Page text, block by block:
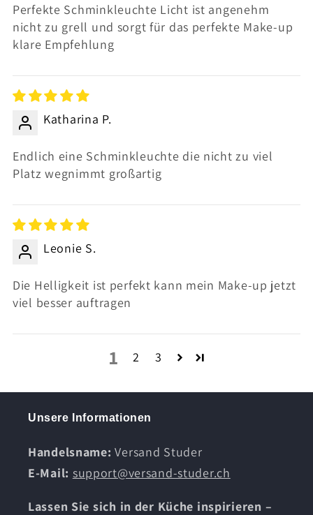
Perfekte Schminkleuchte Licht ist angenehm
nicht zu grell und sorgt für das perfekte Make-up
klare Empfehlung
Katharina P.
Endlich eine Schminkleuchte die nicht zu viel
Platz wegnimmt großartig
Leonie S.
Die Helligkeit ist perfekt kann mein Make-up jetzt
viel besser auftragen
1 2 3
Unsere Informationen
Handelsname: Versand Studer
E-Mail: support@versand-studer.ch
Lassen Sie sich in der Küche inspirieren –